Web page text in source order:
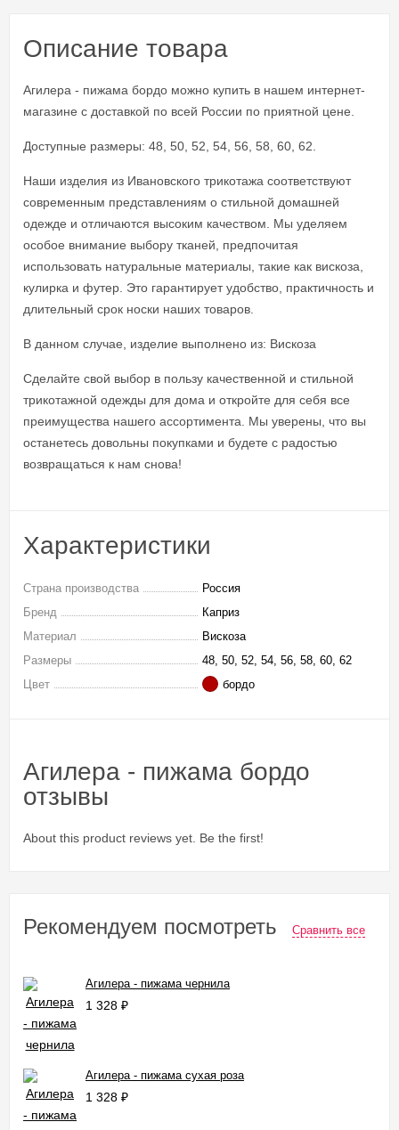
Описание товара
Агилера - пижама бордо можно купить в нашем интернет-
магазине с доставкой по всей России по приятной цене.
Доступные размеры: 48, 50, 52, 54, 56, 58, 60, 62.
Наши изделия из Ивановского трикотажа соответствуют
современным представлениям о стильной домашней
одежде и отличаются высоким качеством. Мы уделяем
особое внимание выбору тканей, предпочитая
использовать натуральные материалы, такие как вискоза,
кулирка и футер. Это гарантирует удобство, практичность и
длительный срок носки наших товаров.
В данном случае, изделие выполнено из: Вискоза
Сделайте свой выбор в пользу качественной и стильной
трикотажной одежды для дома и откройте для себя все
преимущества нашего ассортимента. Мы уверены, что вы
останетесь довольны покупками и будете с радостью
возвращаться к нам снова!
Характеристики
Страна производства
Россия
Бренд
Каприз
Материал
Вискоза
Размеры
48, 50, 52, 54, 56, 58, 60, 62
Цвет
бордо
Агилера - пижама бордо
отзывы
About this product reviews yet. Be the first!
Рекомендуем посмотреть Сравнить все
Агилера - пижама чернила
1 328 ₽
Агилера - пижама сухая роза
1 328 ₽